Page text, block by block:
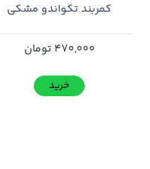
کمربند تکواندو مشکی
470,000 تومان
خرید